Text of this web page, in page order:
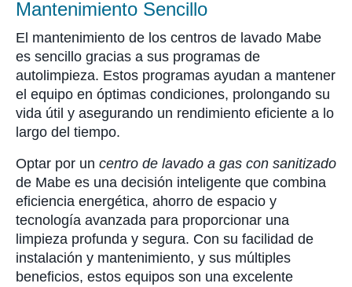
Mantenimiento Sencillo
El mantenimiento de los centros de lavado Mabe
es sencillo gracias a sus programas de
autolimpieza. Estos programas ayudan a mantener
el equipo en óptimas condiciones, prolongando su
vida útil y asegurando un rendimiento eficiente a lo
largo del tiempo.
Optar por un centro de lavado a gas con sanitizado
de Mabe es una decisión inteligente que combina
eficiencia energética, ahorro de espacio y
tecnología avanzada para proporcionar una
limpieza profunda y segura. Con su facilidad de
instalación y mantenimiento, y sus múltiples
beneficios, estos equipos son una excelente